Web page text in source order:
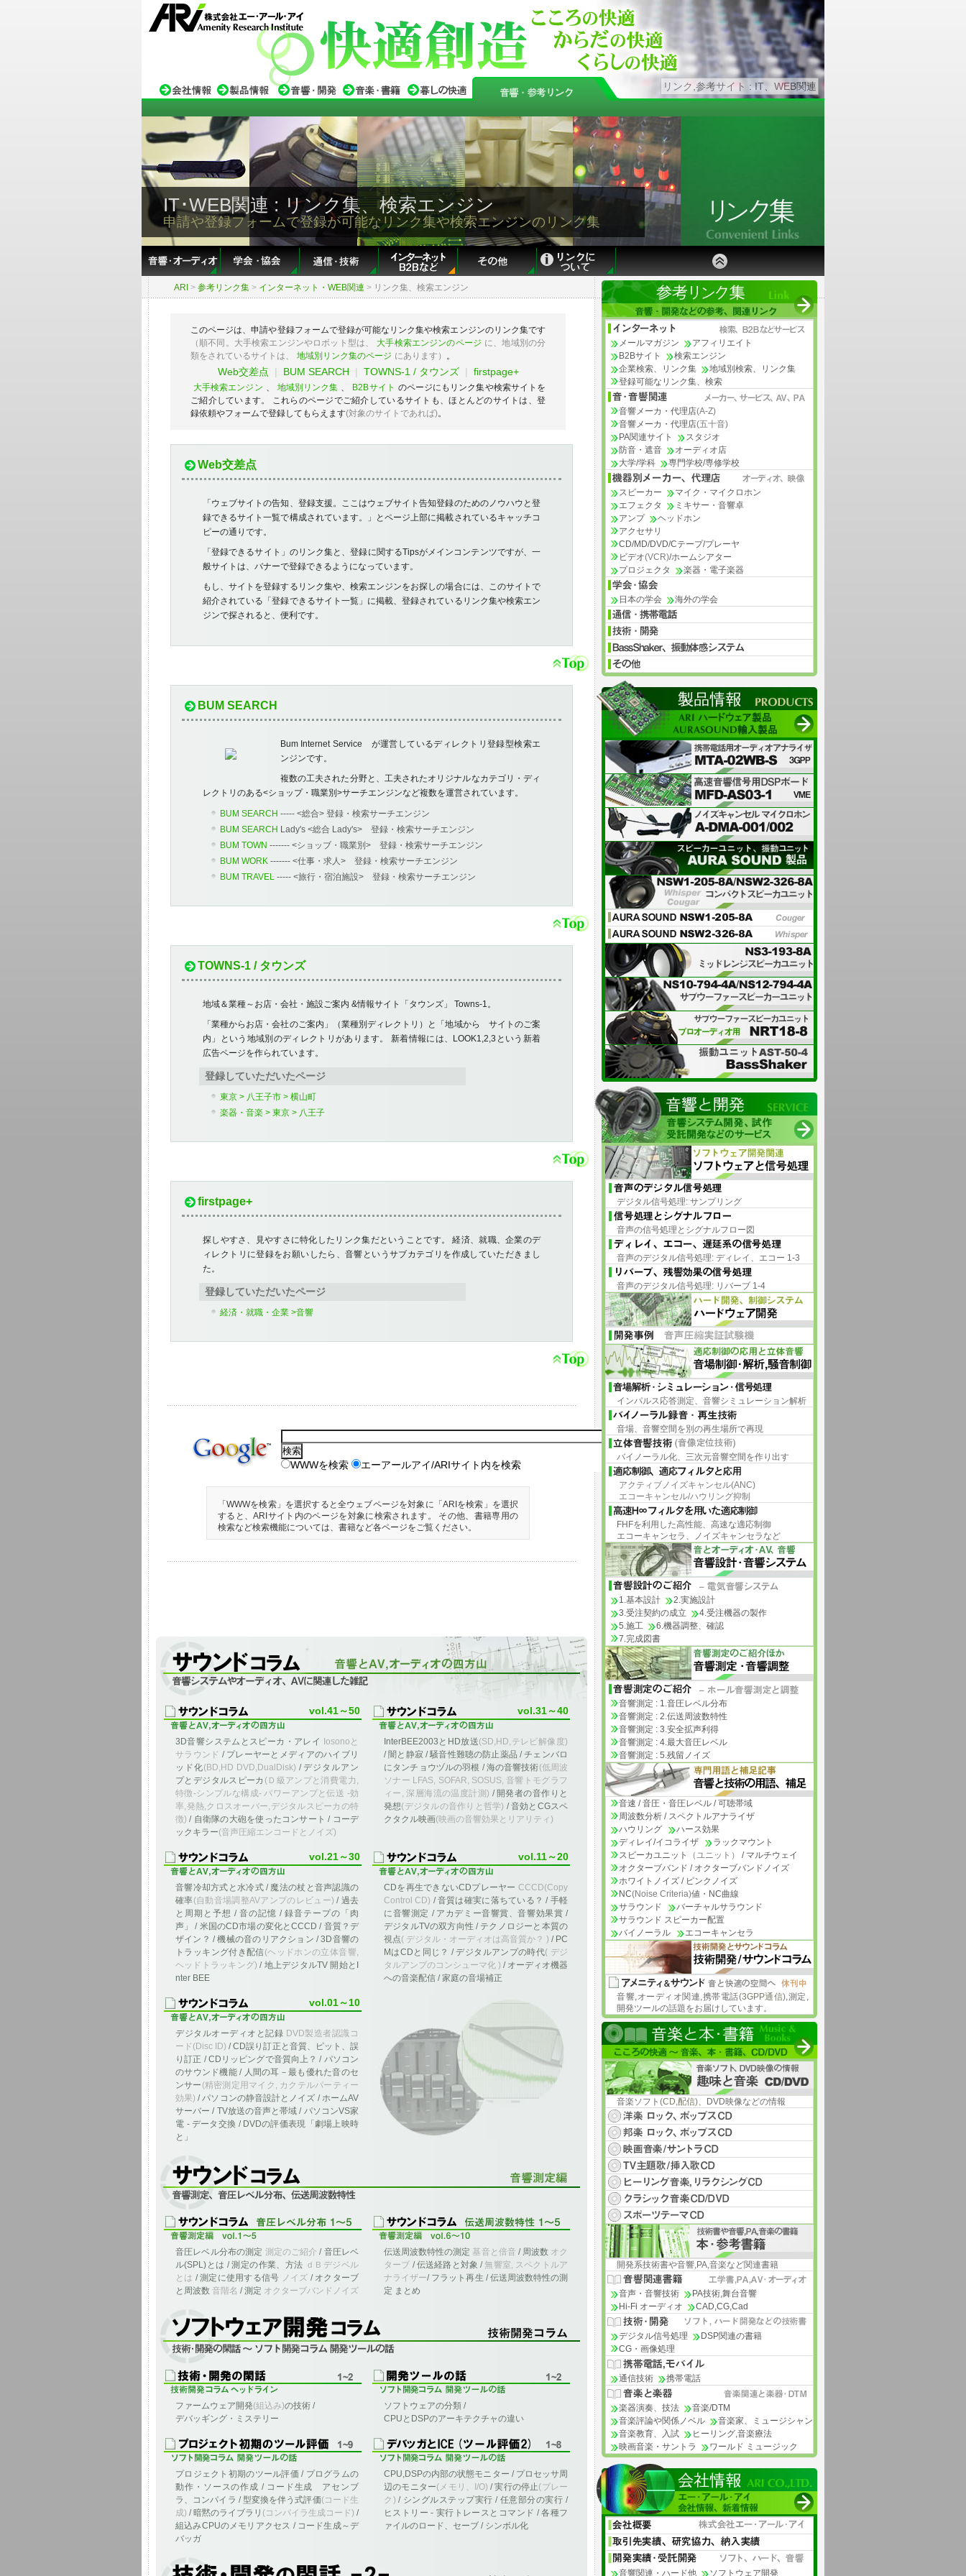
リンク,参考サイト : IT、WEB関連
IT･WEB関連 : リンク集、検索エンジン
申請や登録フォームで登録が可能なリンク集や検索エンジンのリンク集
ARI > 参考リンク集 > インターネット・WEB関連 > リンク集、検索エンジン
このページは、申請や登録フォームで登録が可能なリンク集や検索エンジンのリンク集です
（順不同。大手検索エンジンやロボット型は、
大手検索エンジンのページ に、地域別の分
類をされているサイトは、
地域別リンク集のページ にあります） 。
Web交差点 | BUM SEARCH | TOWNS-1 / タウンズ | firstpage+
大手検索エンジン 、 地域別リンク集 、 B2Bサイト のページにもリンク集や検索サイトを
ご紹介しています。 これらのページでご紹介しているサイトも、ほとんどのサイトは、登
録依頼やフォームで登録してもらえます(対象のサイトであれば)。
Web交差点
「ウェブサイトの告知、登録支援。ここはウェブサイト告知登録のためのノウハウと登
録できるサイト一覧で構成されています。」とページ上部に掲載されているキャッチコ
ピーの通りです。
「登録できるサイト」のリンク集と、登録に関するTipsがメインコンテンツですが、一
般サイトは、バナーで登録できるようになっています。
もし、サイトを登録するリンク集や、検索エンジンをお探しの場合には、このサイトで
紹介されている「登録できるサイト一覧」に掲載、登録されているリンク集や検索エン
ジンで探されると、便利です。
BUM SEARCH
Bum Internet Service が運営しているディレクトリ登録型検索エ
ンジンです。
複数の工夫された分野と、工夫されたオリジナルなカテゴリ・ディ
レクトリのある<ショップ・職業別>サーチエンジンなど複数を運営されています。
BUM SEARCH ----- <総合> 登録・検索サーチエンジン
BUM SEARCH Lady's <総合 Lady's> 登録・検索サーチエンジン
BUM TOWN ------- <ショッブ・職業別> 登録・検索サーチエンジン
BUM WORK ------- <仕事・求人> 登録・検索サーチエンジン
BUM TRAVEL ----- <旅行・宿泊施設> 登録・検索サーチエンジン
TOWNS-1 / タウンズ
地域＆業種～お店・会社・施設ご案内 &情報サイト「タウンズ」 Towns-1。
「業種からお店・会社のご案内」（業種別ディレクトリ）と「地域から サイトのご案
内」という地域別のディレクトリがあります。 新着情報には、LOOK1,2,3という新着
広告ページを作られています。
登録していただいたページ
東京 > 八王子市 > 横山町
楽器・音楽 > 東京 > 八王子
firstpage+
探しやすさ、見やすさに特化したリンク集だということです。 経済、就職、企業のデ
ィレクトリに登録をお願いしたら、音響というサブカテゴリを作成していただきまし
た。
登録していただいたページ
経済・就職・企業 >音響
WWWを検索 エーアールアイ/ARIサイト内を検索
「WWWを検索」を選択すると全ウェブページを対象に「ARIを検索」を選択
すると、ARIサイト内のページを対象に検索されます。 その他、書籍専用の
検索など検索機能については、書籍など各ページをご覧ください。
音響システムやオーディオ、AVに関連した雑記
vol.41～50
3D音響システムとスピーカ・アレイ
Iosonoと
サラウンド / プレーヤーとメディアのハイブリ
ッド化(BD,HD DVD,DualDisk) / デジタルアン
プとデジタルスピーカ (Ｄ級アンプと消費電力,
特徴-シンプルな構成- パワーアンプと伝送 -効
率,発熱,クロスオーバー,デジタルスピーカの特
徴) / 自衛隊の大砲を使ったコンサート / コーデ
ックキラー(音声圧縮エンコードとノイズ)
vol.31～40
InterBEE2003とHD放送(SD,HD,テレビ解像度)
/ 闇と静寂 / 騒音性難聴の防止薬品 / チェンバロ
にタンチョウヅルの羽根 / 海の音響技術(低周波
ソナー LFAS, SOFAR, SOSUS, 音響トモグラフ
ィー, 深層海流の温度計測) / 開発者の音作りと
発想(デジタルの音作りと哲学) / 音効とCGスペ
クタクル映画(映画の音響効果とリアリティ)
vol.21～30
音響冷却方式と水冷式 / 魔法の杖と音声認識の
確率(自動音場調整AVアンプのレビュー) / 過去
と周期と予想 / 音の記憶 / 録音テープの「肉
声」 / 米国のCD市場の変化とCCCD / 音質？デ
ザイン？ / 機械の音のリアクション / 3D音響の
トラッキング付き配信(ヘッドホンの立体音響,
ヘッドトラッキング) / 地上デジタルTV 開始とI
nter BEE
vol.11～20
CDを再生できないCDプレーヤー CCCD(Copy
Control CD) / 音質は確実に落ちている？ / 手軽
に音響測定 / アカデミー音響賞、音響効果賞 /
デジタルTVの双方向性 / テクノロジーと本質の
視点( デジタル・オーディオは高音質か？ ) / PC
MはCDと同じ？ / デジタルアンプの時代( デジ
タルアンプのコンシューマ化 ) / オーディオ機器
への音楽配信 / 家庭の音場補正
vol.01～10
デジタルオーディオと記録 DVD製造者認識コ
ード(Disc ID) / CD誤り訂正と音質、ピット、誤
り訂正 / CDリッピングで音質向上？ / パソコン
のサウンド機能 / 人間の耳－最も優れた音のセ
ンサー (精密測定用マイク, カクテルパーティー
効果) / パソコンの静音設計とノイズ / ホームAV
サーバー / TV放送の音声と帯域 / パソコンVS家
電 - データ交換 / DVDの評価表現「劇場上映時
と」
音響測定、音圧レベル分布、伝送周波数特性
音圧レベル分布の測定 測定のご紹介 / 音圧レベ
ル(SPL)とは / 測定の作業、方法 ｄＢデジベル
とは / 測定に使用する信号 ノイズ / オクターブ
と周波数 音階名 / 測定 オクターブバンドノイズ
伝送周波数特性の測定 基音と倍音 / 周波数 オク
ターブ / 伝送経路と対象 /無響室, スペクトルア
ナライザー/ フラット再生 / 伝送周波数特性の測
定 まとめ
ソフトウェア開発、とツールに関する雑記
ファームウェア開発(組込み)の技術 /
デバッギング・ミステリー
ソフトウェアの分類 /
CPUとDSPのアーキテクチャの違い
プロジェクト初期のツール評価 / プログラムの
動作・ソースの作成 / コード生成 アセンブ
ラ、コンパイラ / 型変換を伴う式評価(コード生
成) / 暗黙のライブラリ (コンパイラ生成コード) /
組込みCPUのメモリアクセス / コード生成～デ
バッガ
CPU,DSPの内部の状態モニター / プロセッサ周
辺のモニター(メモリ、I/O) / 実行の停止(ブレー
ク) / シングルステップ実行 / 任意部分の実行 /
ヒストリー - 実行トレースとコマンド / 各種フ
ァイルのロード、セーブ / シンボル化
メールマガジン
アフィリエイト
B2Bサイト
検索エンジン
企業検索、リンク集
地域別検索、リンク集
登録可能なリンク集、検索
音響メーカ・代理店(A-Z)
音響メーカ・代理店(五十音)
PA関連サイト
スタジオ
防音・遮音
オーディオ店
大学/学科
専門学校/専修学校
スピーカー
マイク・マイクロホン
エフェクタ
ミキサー・音響卓
アンプ
ヘッドホン
アクセサリ
CD/MD/DVD/Cテープ/プレーヤ
ビデオ(VCR)/ホームシアター
プロジェクタ
楽器・電子楽器
日本の学会 海外の学会
デジタル信号処理: サンプリング
音声の信号処理とシグナルフロー図
音声のデジタル信号処理: ディレイ、エコー 1-3
音声のデジタル信号処理: リバーブ 1-4
インパルス応答測定、音響シミュレーション解析
音場、音響空間を別の再生場所で再現
バイノーラル化、三次元音響空間を作り出す
アクティブノイズキャンセル(ANC)
エコーキャンセル/ハウリング抑制
FHFを利用した高性能、高速な適応制御
エコーキャンセラ、ノイズキャンセラなど
1.基本設計
2.実施設計
3.受注契約の成立
4.受注機器の製作
5.施工
6.機器調整、確認
7.完成図書
音響測定 : 1.音圧レベル分布
音響測定 : 2.伝送周波数特性
音響測定 : 3.安全拡声利得
音響測定 : 4.最大音圧レベル
音響測定 : 5.残留ノイズ
音速 / 音圧・音圧レベル / 可聴帯域
周波数分析 / スペクトルアナライザ
ハウリング
ハース効果
ディレイ/イコライザ
ラックマウント
スピーカユニット
（ユニット）
/ マルチウェイ
オクターブバンド / オクターブバンドノイズ
ホワイトノイズ / ピンクノイズ
NC(Noise Criteria)値・NC曲線
サラウンド
バーチャルサラウンド
サラウンド スピーカー配置
バイノーラル
エコーキャンセラ
音響,オーディオ関連,携帯電話(3GPP通信),測定,
開発ツールの話題をお届けしています。
音楽ソフト (CD,配信)、DVD映像などの情報
開発系技術書や音響,PA,音楽など関連書籍
音声・音響技術
PA技術,舞台音響
Hi-Fi オーディオ
CAD,CG,Cad
デジタル信号処理
DSP関連の書籍
CG・画像処理
通信技術 携帯電話
楽器演奏、技法
音楽/DTM
音楽評論や関係ノベル
音楽家、ミュージシャン
音楽教育、入試
ヒーリング,音楽療法
映画音楽・サントラ
ワールド ミュージック
音響関連・ハード他 ソフトウェア開発